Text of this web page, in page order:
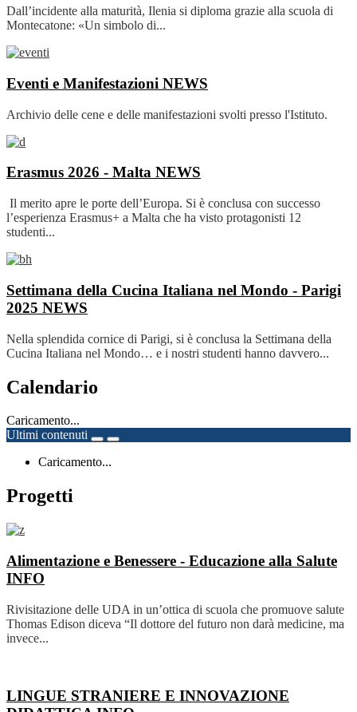
Dall’incidente alla maturità, Ilenia si diploma grazie alla scuola di
Montecatone: «Un simbolo di...
Eventi e Manifestazioni NEWS
Archivio delle cene e delle manifestazioni svolti presso l'Istituto.
Erasmus 2026 - Malta NEWS
Il merito apre le porte dell’Europa. Si è conclusa con successo
l’esperienza Erasmus+ a Malta che ha visto protagonisti 12
studenti...
Settimana della Cucina Italiana nel Mondo - Parigi
2025 NEWS
Nella splendida cornice di Parigi, si è conclusa la Settimana della
Cucina Italiana nel Mondo… e i nostri studenti hanno davvero...
Calendario
Caricamento...
Ultimi contenuti
Caricamento...
Progetti
Alimentazione e Benessere - Educazione alla Salute
INFO
Rivisitazione delle UDA in un’ottica di scuola che promuove salute
Thomas Edison diceva “Il dottore del futuro non darà medicine, ma
invece...
LINGUE STRANIERE E INNOVAZIONE